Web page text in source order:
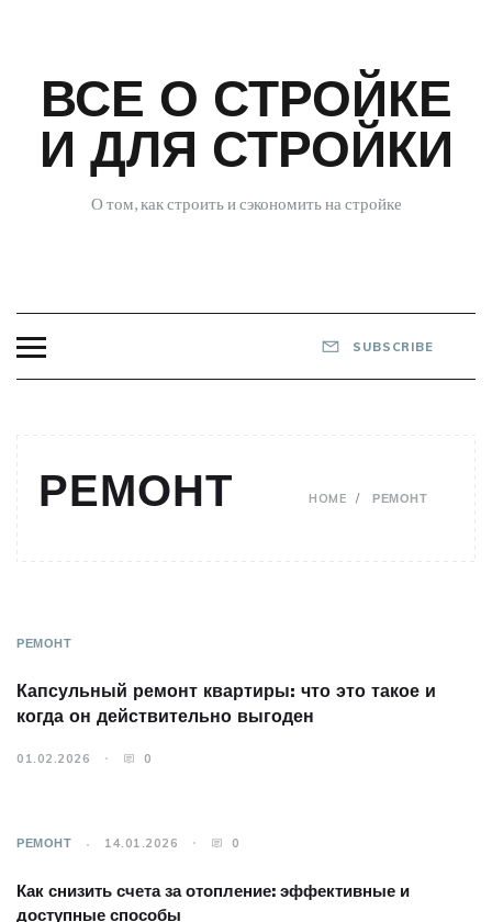
ВСЕ О СТРОЙКЕ
И ДЛЯ СТРОЙКИ
О том, как строить и сэкономить на стройке
SUBSCRIBE
РЕМОНТ HOME РЕМОНТ
РЕМОНТ
Капсульный ремонт квартиры: что это такое и
когда он действительно выгоден
01.02.2026 0
РЕМОНТ 14.01.2026 0
Как снизить счета за отопление: эффективные и
доступные способы